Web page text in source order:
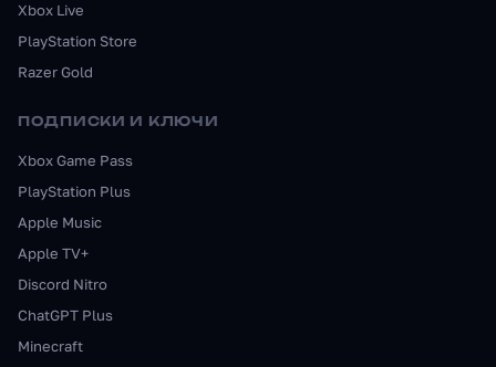
Xbox Live
PlayStation Store
Razer Gold
ПОДПИСКИ И КЛЮЧИ
Xbox Game Pass
PlayStation Plus
Apple Music
Apple TV+
Discord Nitro
ChatGPT Plus
Minecraft